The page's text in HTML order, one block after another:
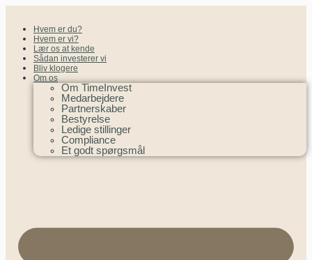
Hvem er du?
Hvem er vi?
Lær os at kende
Sådan investerer vi
Bliv klogere
Om os
Om TimeInvest
Medarbejdere
Partnerskaber
Bestyrelse
Ledige stillinger
Compliance
Et godt spørgsmål